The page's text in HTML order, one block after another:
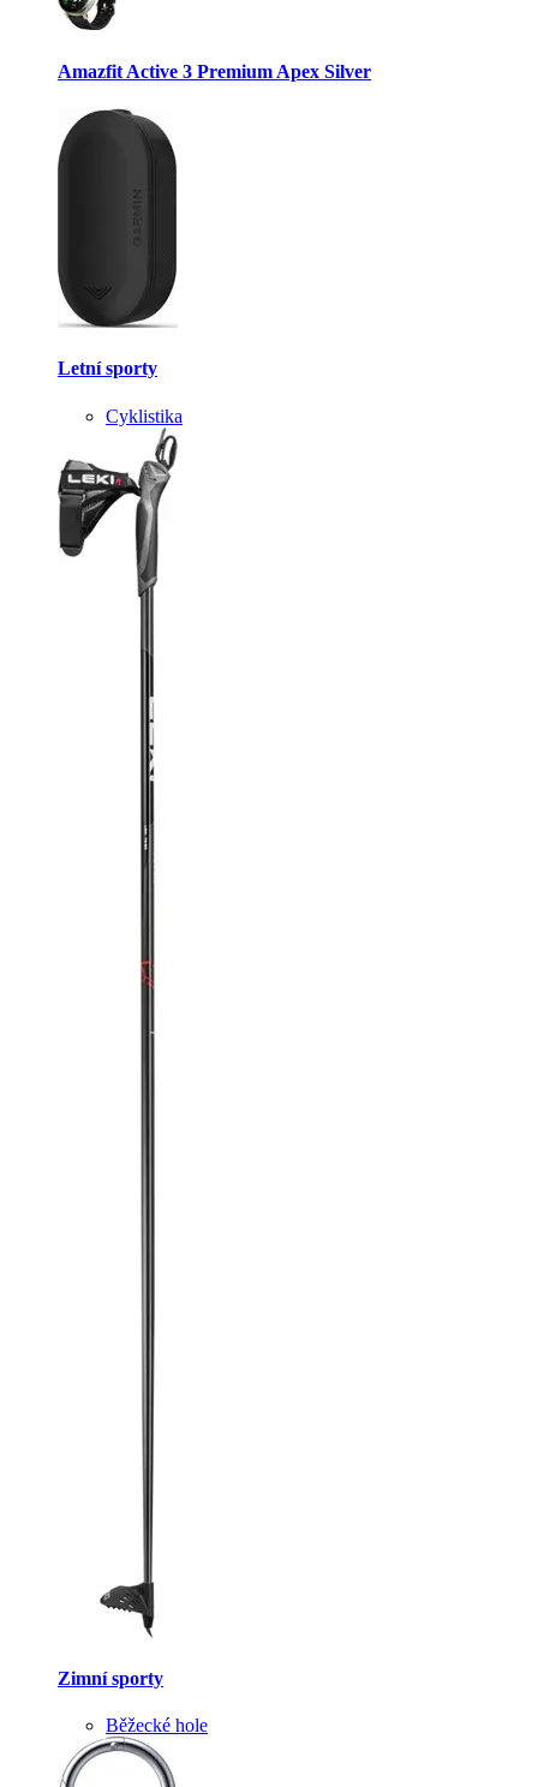
Amazfit Active 3 Premium Apex Silver
Letní sporty
Cyklistika
Zimní sporty
Běžecké hole